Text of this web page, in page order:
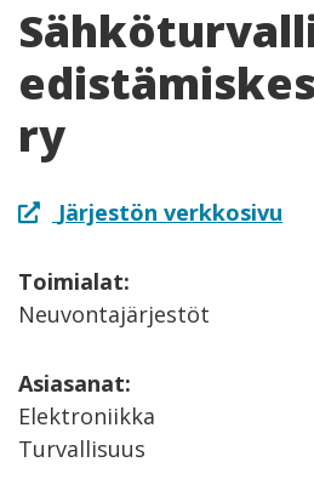
ry
Järjestön verkkosivu
Toimialat:
Neuvontajärjestöt
Asiasanat:
Elektroniikka
Turvallisuus